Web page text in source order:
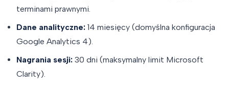
terminami prawnymi.
Dane analityczne: 14 miesięcy (domyślna konfiguracja
Google Analytics 4).
Nagrania sesji: 30 dni (maksymalny limit Microsoft
Clarity).